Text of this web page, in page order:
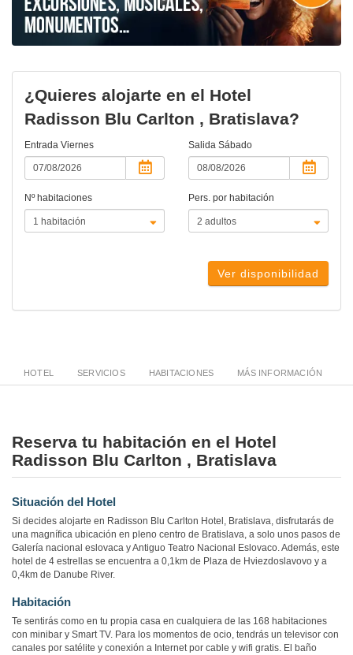
¿Quieres alojarte en el Hotel
Radisson Blu Carlton , Bratislava?
Entrada Viernes Salida Sábado
Nº habitaciones Pers. por habitación
Ver disponibilidad
HOTEL SERVICIOS HABITACIONES MÁS INFORMACIÓN
Reserva tu habitación en el Hotel
Radisson Blu Carlton , Bratislava
Situación del Hotel
Si decides alojarte en Radisson Blu Carlton Hotel, Bratislava, disfrutarás de
una magnífica ubicación en pleno centro de Bratislava, a solo unos pasos de
Galería nacional eslovaca y Antiguo Teatro Nacional Eslovaco. Además, este
hotel de 4 estrellas se encuentra a 0,1km de Plaza de Hviezdoslavovo y a
0,4km de Danube River.
Habitación
Te sentirás como en tu propia casa en cualquiera de las 168 habitaciones
con minibar y Smart TV. Para los momentos de ocio, tendrás un televisor con
canales por satélite y conexión a Internet por cable y wifi gratis. El baño